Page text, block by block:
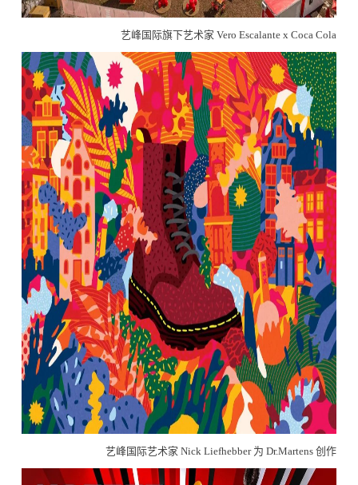
艺峰国际旗下艺术家 Vero Escalante x Coca Cola
艺峰国际艺术家 Nick Liefhebber 为 Dr.Martens 创作